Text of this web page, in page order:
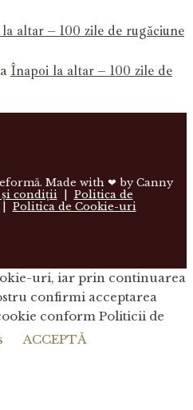
altar – 100 zile de rugăciune
Înapoi la altar – 100 zile de
Made with ❤ by Canny
condiții| Politica de
Politica de Cookie-uri
uri, iar prin continuarea
confirmi acceptarea
conform Politicii de
ACCEPTĂ